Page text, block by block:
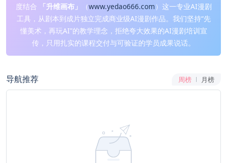
度结合
「升维画布」 （www.yedao666.com）这一专业AI漫剧
工具，从剧本到成片独立完成商业级AI漫剧作品。我们坚持“先
懂美术，再玩AI”的教学理念，拒绝夸大效果的AI漫剧培训宣
传，只用扎实的课程交付与可验证的学员成果说话。
导航推荐 周榜 月榜